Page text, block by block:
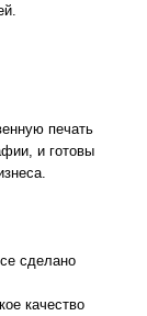
печать
и готовы
сделано
качество